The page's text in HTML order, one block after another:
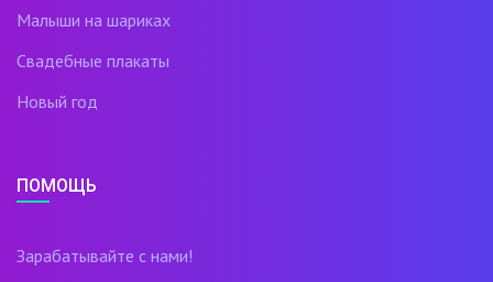
Малыши на шариках
Свадебные плакаты
Новый год
ПОМОЩЬ
Зарабатывайте с нами!